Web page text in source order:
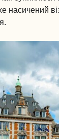
насичений